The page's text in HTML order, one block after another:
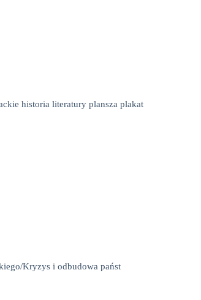
historia literatury plansza plakat
Kryzys i odbudowa państ